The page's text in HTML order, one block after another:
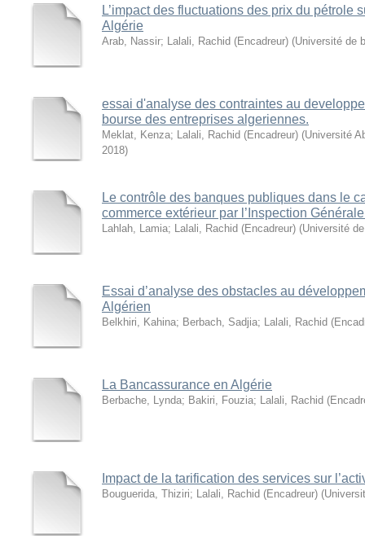
L’impact des fluctuations des prix du pétrole
Algérie
Arab, Nassir; Lalali, Rachid (Encadreur) (Université de
essai d'analyse des contraintes au
bourse des entreprises algeriennes.
Meklat, Kenza; Lalali, Rachid (Encadreur) (Université
2018)
Le contrôle des banques publiques dans le
commerce extérieur par l’Inspection
Lahlah, Lamia; Lalali, Rachid (Encadreur) (Université
Essai d’analyse des obstacles au
Algérien
Belkhiri, Kahina; Berbach, Sadjia; Lalali, Rachid
La Bancassurance en Algérie
Berbache, Lynda; Bakiri, Fouzia; Lalali, Rachid
Impact de la tarification des services sur
Bouguerida, Thiziri; Lalali, Rachid (Encadreur) (